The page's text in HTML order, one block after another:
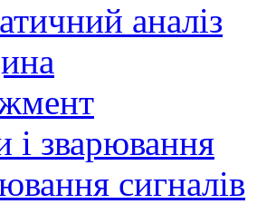
аналіз
і зварювання
сигналів